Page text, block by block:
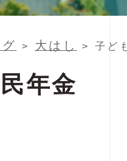
> 大はし > 子ど
年金